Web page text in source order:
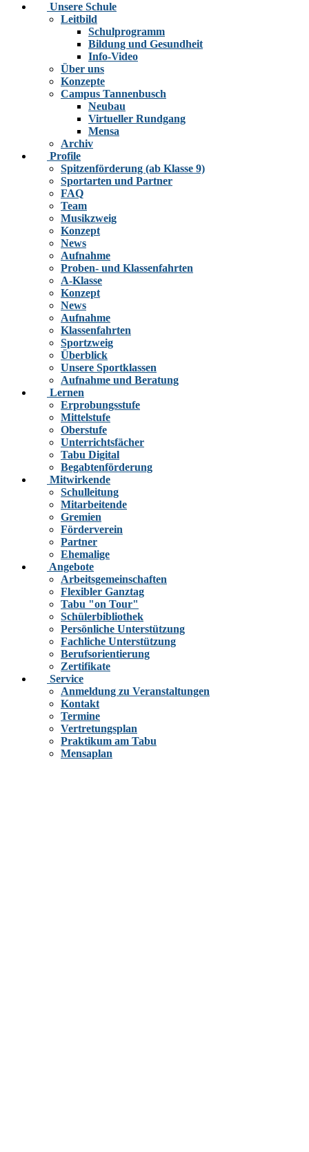
Unsere Schule
Leitbild
Schulprogramm
Bildung und Gesundheit
Info-Video
Über uns
Konzepte
Campus Tannenbusch
Neubau
Virtueller Rundgang
Mensa
Archiv
Profile
Spitzenförderung (ab Klasse 9)
Sportarten und Partner
FAQ
Team
Musikzweig
Konzept
News
Aufnahme
Proben- und Klassenfahrten
A-Klasse
Konzept
News
Aufnahme
Klassenfahrten
Sportzweig
Überblick
Unsere Sportklassen
Aufnahme und Beratung
Lernen
Erprobungsstufe
Mittelstufe
Oberstufe
Unterrichtsfächer
Tabu Digital
Begabtenförderung
Mitwirkende
Schulleitung
Mitarbeitende
Gremien
Förderverein
Partner
Ehemalige
Angebote
Arbeitsgemeinschaften
Flexibler Ganztag
Tabu "on Tour"
Schülerbibliothek
Persönliche Unterstützung
Fachliche Unterstützung
Berufsorientierung
Zertifikate
Service
Anmeldung zu Veranstaltungen
Kontakt
Termine
Vertretungsplan
Praktikum am Tabu
Mensaplan